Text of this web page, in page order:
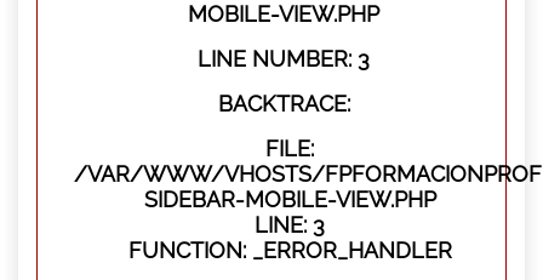
MOBILE-VIEW.PHP
LINE NUMBER: 3
BACKTRACE:
FILE:
/VAR/WWW/VHOSTS/
SIDEBAR-MOBILE-VIEW.PHP
LINE: 3
FUNCTION: _ERROR_HANDLER